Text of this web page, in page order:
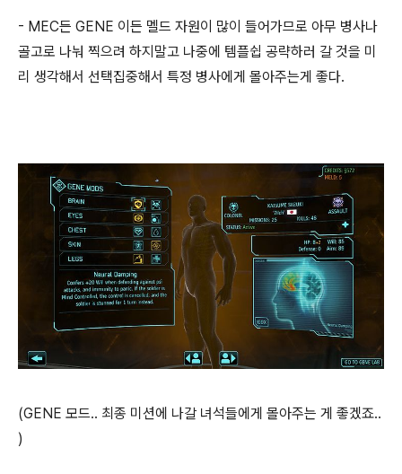
- MEC든 GENE 이든 멜드 자원이 많이 들어가므로 아무 병사나
골고로 나눠 찍으려 하지말고 나중에 템플쉽 공략하러 갈 것을 미
리 생각해서 선택집중해서 특정 병사에게 몰아주는게 좋다.
(GENE 모드.. 최종 미션에 나갈 녀석들에게 몰아주는 게 좋겠죠..
)